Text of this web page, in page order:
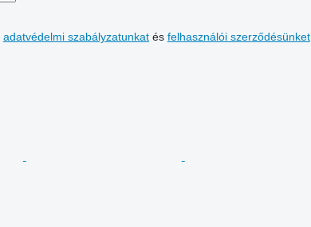
adatvédelmi szabályzatunkatés felhasználói szerződésünket.